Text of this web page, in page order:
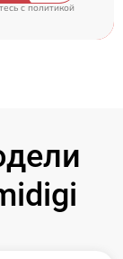
c политикой